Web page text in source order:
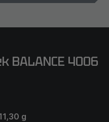
BALANCE 4006
g